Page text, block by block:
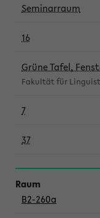
Seminarraum
16
Grüne Tafel,
Fakultät für
7
37
B2-260a